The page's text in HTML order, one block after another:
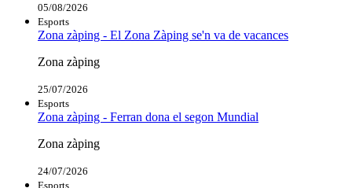
05/08/2026
Esports
Zona zàping - El Zona Zàping se'n va de vacances
Zona zàping
25/07/2026
Esports
Zona zàping - Ferran dona el segon Mundial
Zona zàping
24/07/2026
Esports